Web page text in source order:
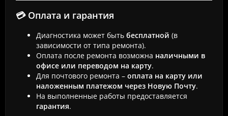
💳 Оплата и гарантия
Диагностика может быть бесплатной (в
зависимости от типа ремонта).
Оплата после ремонта возможна наличными в
офисе или переводом на карту.
Для почтового ремонта – оплата на карту или
наложенным платежом через Новую Почту.
На выполненные работы предоставляется
гарантия.